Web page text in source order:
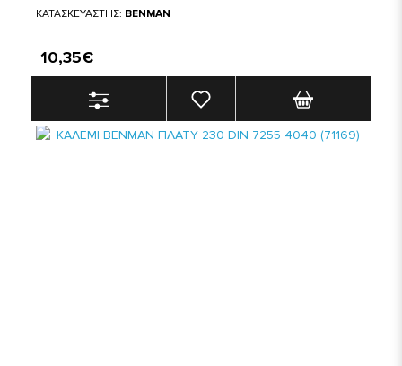
ΚΑΤΑΣΚΕΥΑΣΤΗΣ: BENMAN
10,35€